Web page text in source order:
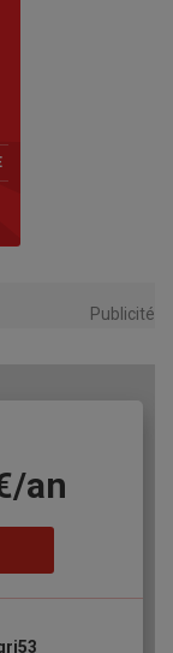
Publicité
an